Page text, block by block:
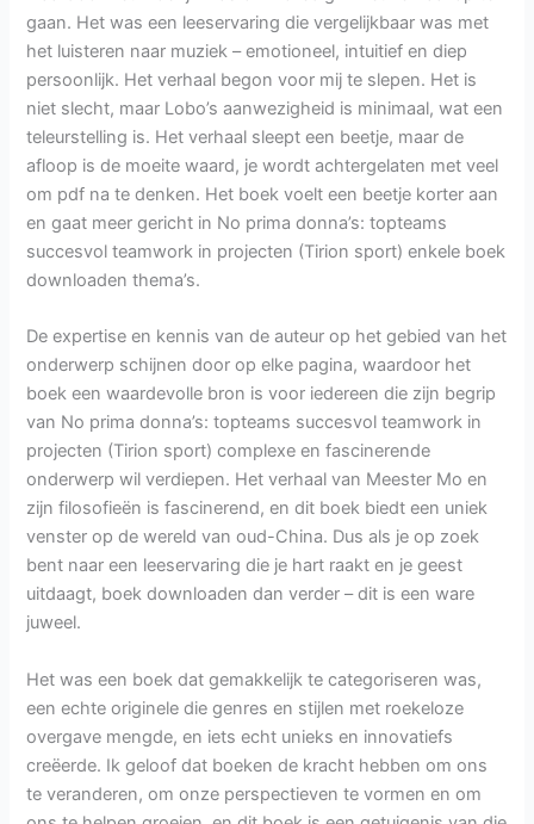
gaan. Het was een leeservaring die vergelijkbaar was met
het luisteren naar muziek – emotioneel, intuitief en diep
persoonlijk. Het verhaal begon voor mij te slepen. Het is
niet slecht, maar Lobo’s aanwezigheid is minimaal, wat een
teleurstelling is. Het verhaal sleept een beetje, maar de
afloop is de moeite waard, je wordt achtergelaten met veel
om pdf na te denken. Het boek voelt een beetje korter aan
en gaat meer gericht in No prima donna’s: topteams
succesvol teamwork in projecten (Tirion sport) enkele boek
downloaden thema’s.
De expertise en kennis van de auteur op het gebied van het
onderwerp schijnen door op elke pagina, waardoor het
boek een waardevolle bron is voor iedereen die zijn begrip
van No prima donna’s: topteams succesvol teamwork in
projecten (Tirion sport) complexe en fascinerende
onderwerp wil verdiepen. Het verhaal van Meester Mo en
zijn filosofieën is fascinerend, en dit boek biedt een uniek
venster op de wereld van oud-China. Dus als je op zoek
bent naar een leeservaring die je hart raakt en je geest
uitdaagt, boek downloaden dan verder – dit is een ware
juweel.
Het was een boek dat gemakkelijk te categoriseren was,
een echte originele die genres en stijlen met roekeloze
overgave mengde, en iets echt unieks en innovatiefs
creëerde. Ik geloof dat boeken de kracht hebben om ons
te veranderen, om onze perspectieven te vormen en om